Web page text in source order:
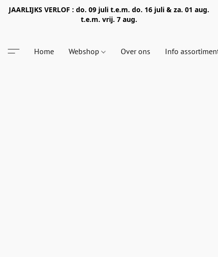
JAARLIJKS VERLOF : do. 09 juli t.e.m. do. 16 juli & za. 01 aug.
t.e.m. vrij. 7 aug.
Home Webshop Over ons Info